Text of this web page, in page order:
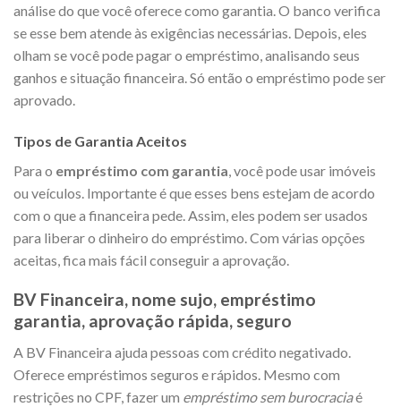
análise do que você oferece como garantia. O banco verifica
se esse bem atende às exigências necessárias. Depois, eles
olham se você pode pagar o empréstimo, analisando seus
ganhos e situação financeira. Só então o empréstimo pode ser
aprovado.
Tipos de Garantia Aceitos
Para o empréstimo com garantia , você pode usar imóveis
ou veículos. Importante é que esses bens estejam de acordo
com o que a financeira pede. Assim, eles podem ser usados
para liberar o dinheiro do empréstimo. Com várias opções
aceitas, fica mais fácil conseguir a aprovação.
BV Financeira, nome sujo, empréstimo
garantia, aprovação rápida, seguro
A BV Financeira ajuda pessoas com crédito negativado.
Oferece empréstimos seguros e rápidos. Mesmo com
restrições no CPF, fazer um empréstimo sem burocraciaé